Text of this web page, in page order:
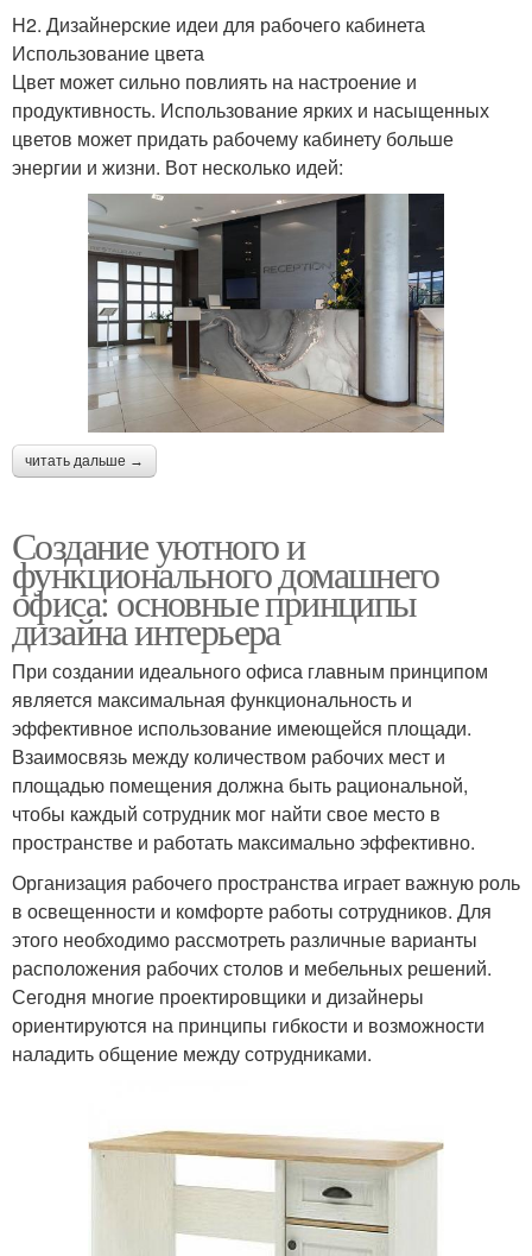
H2. Дизайнерские идеи для рабочего кабинета
Использование цвета
Цвет может сильно повлиять на настроение и
продуктивность. Использование ярких и насыщенных
цветов может придать рабочему кабинету больше
энергии и жизни. Вот несколько идей:
читать дальше →
Создание уютного и
функционального домашнего
офиса: основные принципы
дизайна интерьера
При создании идеального офиса главным принципом
является максимальная функциональность и
эффективное использование имеющейся площади.
Взаимосвязь между количеством рабочих мест и
площадью помещения должна быть рациональной,
чтобы каждый сотрудник мог найти свое место в
пространстве и работать максимально эффективно.
Организация рабочего пространства играет важную роль
в освещенности и комфорте работы сотрудников. Для
этого необходимо рассмотреть различные варианты
расположения рабочих столов и мебельных решений.
Сегодня многие проектировщики и дизайнеры
ориентируются на принципы гибкости и возможности
наладить общение между сотрудниками.